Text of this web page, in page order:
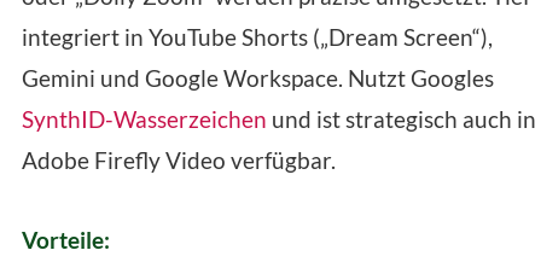
integriert in YouTube Shorts („Dream Screen“),
Gemini und Google Workspace. Nutzt Googles
SynthID-Wasserzeichen und ist strategisch auch in
Adobe Firefly Video verfügbar.
Vorteile: